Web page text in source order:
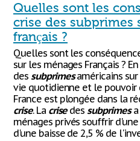
Quelles sont les
crise des subprimes
français ?
Quelles sont les
sur les ménages Français ?
des subprimesaméricains
vie quotidienne et le pouvoir
France est plongée dans la
crise. La crisedessubprimesa
ménages privés souffrir
d'une baisse de 2,5 % de